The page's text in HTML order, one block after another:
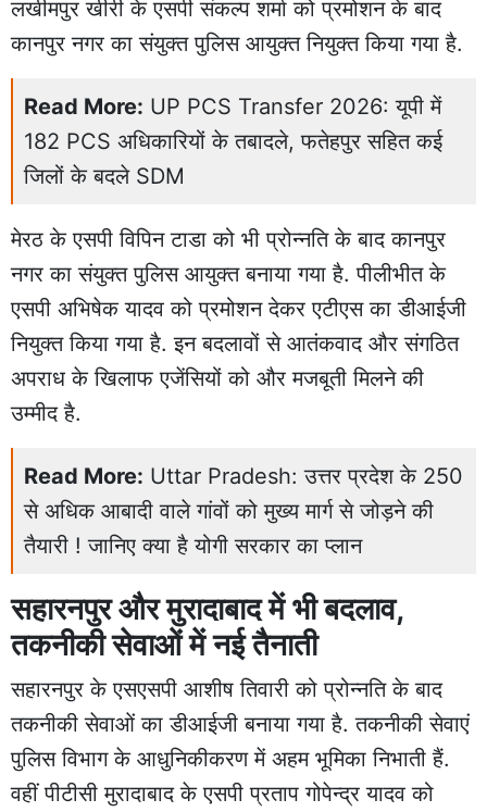
लखीमपुर खीरी के एसपी संकल्प शर्मा को प्रमोशन के बाद
कानपुर नगर का संयुक्त पुलिस आयुक्त नियुक्त किया गया है.
Read More: UP PCS Transfer 2026: यूपी में
182 PCS अधिकारियों के तबादले, फतेहपुर सहित कई
जिलों के बदले SDM
मेरठ के एसपी विपिन टाडा को भी प्रोन्नति के बाद कानपुर
नगर का संयुक्त पुलिस आयुक्त बनाया गया है. पीलीभीत के
एसपी अभिषेक यादव को प्रमोशन देकर एटीएस का डीआईजी
नियुक्त किया गया है. इन बदलावों से आतंकवाद और संगठित
अपराध के खिलाफ एजेंसियों को और मजबूती मिलने की
उम्मीद है.
Read More: Uttar Pradesh: उत्तर प्रदेश के 250
से अधिक आबादी वाले गांवों को मुख्य मार्ग से जोड़ने की
तैयारी ! जानिए क्या है योगी सरकार का प्लान
सहारनपुर और मुरादाबाद में भी बदलाव,
तकनीकी सेवाओं में नई तैनाती
सहारनपुर के एसएसपी आशीष तिवारी को प्रोन्नति के बाद
तकनीकी सेवाओं का डीआईजी बनाया गया है. तकनीकी सेवाएं
पुलिस विभाग के आधुनिकीकरण में अहम भूमिका निभाती हैं.
वहीं पीटीसी मुरादाबाद के एसपी प्रताप गोपेन्द्र यादव को